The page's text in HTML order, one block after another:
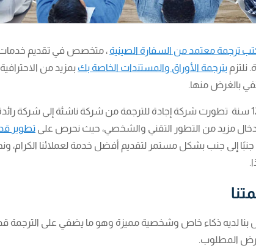
ترجمة معتمد من السفارة الصينية ، متخصص في تقديم خدمات
نلتزم بترجمة الأوراق والمستندات الخاصة بك بمزيد من
بالغرض منها.
على مدى أكثر من 12 سنة تطورت شركة إجادة للترجمة من شركة ناشئة إلى شركة
مزيد من التطور التقني والشخصي، حيث نحرص على تطوير
جنبًا إلى جنب بشكل مستمر لتقديم أفضل خدمة لعملائنا الكرام،
بنا لديه ذكاء خاص وشخصية مميزة وهو ما يضفي على الترجمة
المطلوب.